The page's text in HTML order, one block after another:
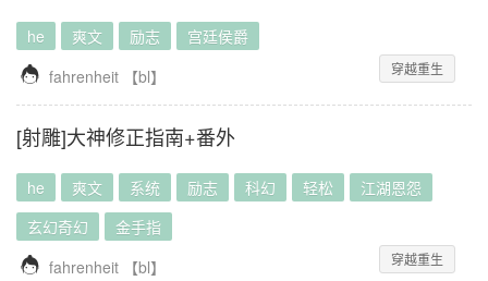
he 爽文 励志 宫廷侯爵
 fahrenheit 【bl】 穿越重生
[射雕]大神修正指南+番外
he 爽文 系统 励志 科幻 轻松
江湖恩怨
玄幻奇幻
金手指
 fahrenheit 【bl】 穿越重生